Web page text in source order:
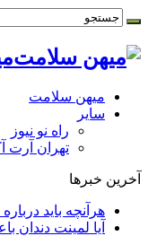
میهن سلامت
سایر
راه نو نیوز
تهران آرت
آخرین خبرها
هرآنچه باید
آیا لمینت